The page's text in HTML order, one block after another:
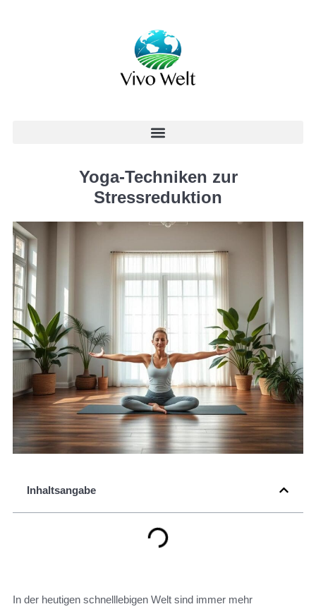
Yoga-Techniken zur
Stressreduktion
Inhaltsangabe
In der heutigen schnelllebigen Welt sind immer mehr